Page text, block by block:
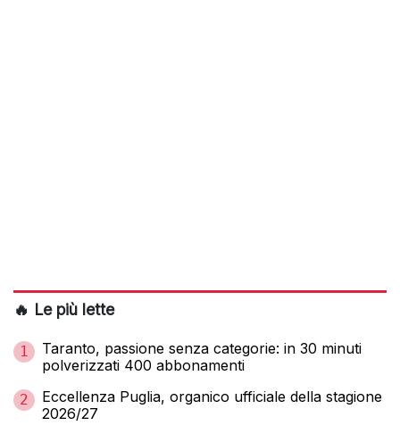
🔥 Le più lette
1
Taranto, passione senza categorie: in 30 minuti
polverizzati 400 abbonamenti
2
Eccellenza Puglia, organico ufficiale della stagione
2026/27